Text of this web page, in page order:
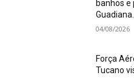
banhos
Guadiana.
04/08/2026
Força
Tucano